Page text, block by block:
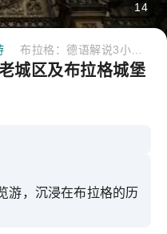
14
城区及布拉格城堡
游，沉浸在布拉格的历